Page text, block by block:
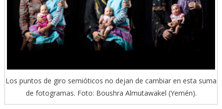
Los puntos de giro semióticos no dejan de cambiar en esta suma
de fotogramas. Foto: Boushra Almutawakel (Yemén).